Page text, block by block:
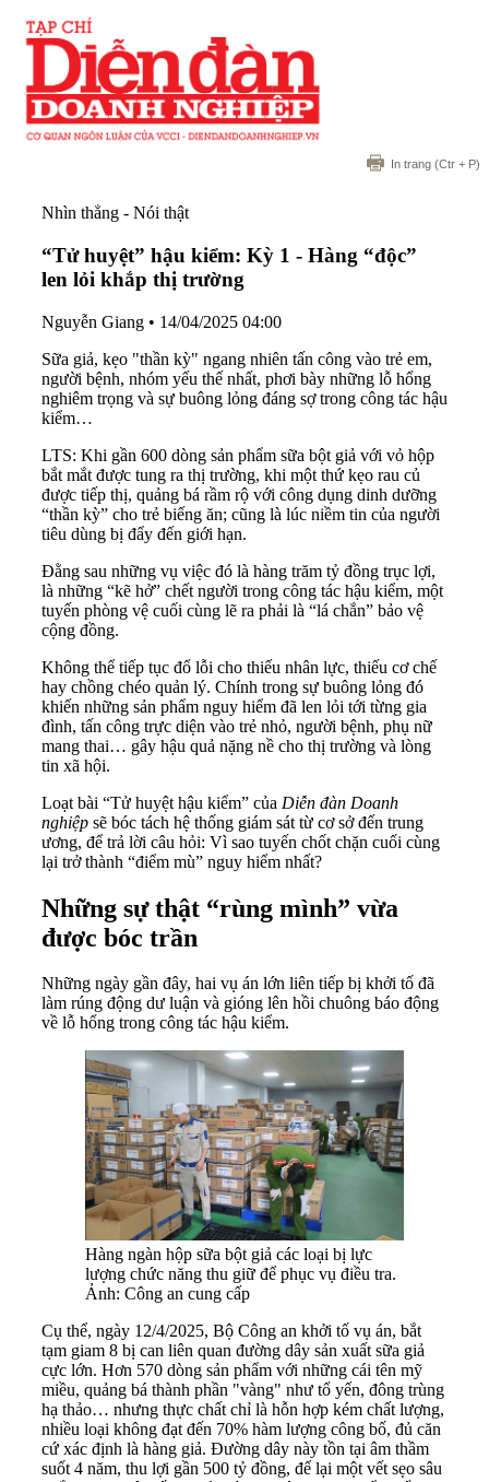
In trang (Ctr + P)
Nhìn thẳng - Nói thật
“Tử huyệt” hậu kiểm: Kỳ 1 - Hàng “độc”
len lỏi khắp thị trường
Nguyễn Giang • 14/04/2025 04:00
Sữa giả, kẹo "thần kỳ" ngang nhiên tấn công vào trẻ em,
người bệnh, nhóm yếu thế nhất, phơi bày những lỗ hổng
nghiêm trọng và sự buông lỏng đáng sợ trong công tác hậu
kiểm…
LTS: Khi gần 600 dòng sản phẩm sữa bột giả với vỏ hộp
bắt mắt được tung ra thị trường, khi một thứ kẹo rau củ
được tiếp thị, quảng bá rầm rộ với công dụng dinh dưỡng
“thần kỳ” cho trẻ biếng ăn; cũng là lúc niềm tin của người
tiêu dùng bị đẩy đến giới hạn.
Đằng sau những vụ việc đó là hàng trăm tỷ đồng trục lợi,
là những “kẽ hở” chết người trong công tác hậu kiểm, một
tuyến phòng vệ cuối cùng lẽ ra phải là “lá chắn” bảo vệ
cộng đồng.
Không thể tiếp tục đổ lỗi cho thiếu nhân lực, thiếu cơ chế
hay chồng chéo quản lý. Chính trong sự buông lỏng đó
khiến những sản phẩm nguy hiểm đã len lỏi tới từng gia
đình, tấn công trực diện vào trẻ nhỏ, người bệnh, phụ nữ
mang thai… gây hậu quả nặng nề cho thị trường và lòng
tin xã hội.
Loạt bài “Tử huyệt hậu kiểm” của Diễn đàn Doanh
nghiệp sẽ bóc tách hệ thống giám sát từ cơ sở đến trung
ương, để trả lời câu hỏi: Vì sao tuyến chốt chặn cuối cùng
lại trở thành “điểm mù” nguy hiểm nhất?
Những sự thật “rùng mình” vừa
được bóc trần
Những ngày gần đây, hai vụ án lớn liên tiếp bị khởi tố đã
làm rúng động dư luận và gióng lên hồi chuông báo động
về lỗ hổng trong công tác hậu kiểm.
Hàng ngàn hộp sữa bột giả các loại bị lực
lượng chức năng thu giữ để phục vụ điều tra.
Ảnh: Công an cung cấp
Cụ thể, ngày 12/4/2025, Bộ Công an khởi tố vụ án, bắt
tạm giam 8 bị can liên quan đường dây sản xuất sữa giả
cực lớn. Hơn 570 dòng sản phẩm với những cái tên mỹ
miều, quảng bá thành phần "vàng" như tổ yến, đông trùng
hạ thảo… nhưng thực chất chỉ là hỗn hợp kém chất lượng,
nhiều loại không đạt đến 70% hàm lượng công bố, đủ căn
cứ xác định là hàng giả. Đường dây này tồn tại âm thầm
suốt 4 năm, thu lợi gần 500 tỷ đồng, để lại một vết sẹo sâu